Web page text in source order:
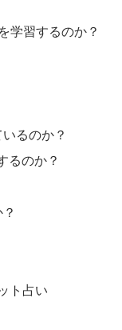
学習するのか？
るのか？
るのか？
ト占い